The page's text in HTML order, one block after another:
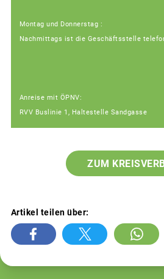
Montag und Donnerstag :
Nachmittags ist die Geschäftsstelle
Anreise mit ÖPNV:
RVV Buslinie 1, Haltestelle Sandgasse
ZUM
Artikel teilen über: